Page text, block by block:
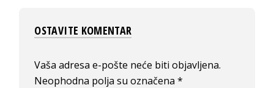
OSTAVITE KOMENTAR
Vaša adresa e-pošte neće biti objavljena.
Neophodna polja su označena*